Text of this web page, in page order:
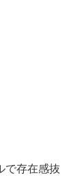
で存在感抜